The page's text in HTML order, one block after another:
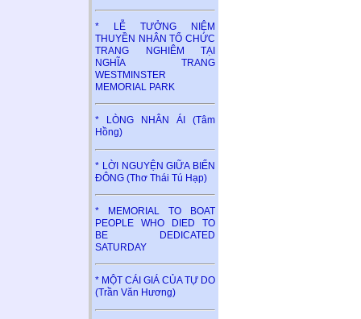
* LỄ TƯỞNG NIỆM
THUYỀN NHÂN TỔ CHỨC
TRANG NGHIÊM TẠI
NGHĨA TRANG
WESTMINSTER
MEMORIAL PARK
* LÒNG NHÂN ÁI (Tâm
Hồng)
* LỜI NGUYỆN GIỮA BIỂN
ĐÔNG (Thơ Thái Tú Hạp)
* MEMORIAL TO BOAT
PEOPLE WHO DIED TO
BE DEDICATED
SATURDAY
* MỘT CÁI GIÁ CỦA TỰ DO
(Trần Văn Hương)